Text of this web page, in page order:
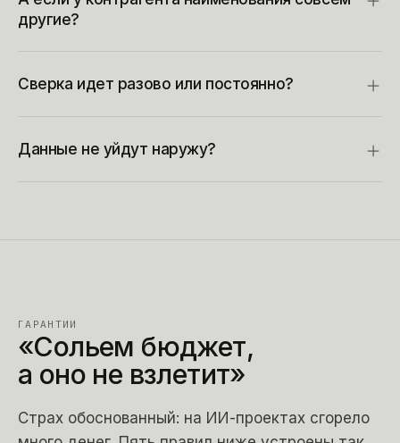
другие?
Сверка идет разово или постоянно?
Данные не уйдут наружу?
ГАРАНТИИ
«Сольем бюджет,
а оно не взлетит»
Страх обоснованный: на ИИ-проектах сгорело